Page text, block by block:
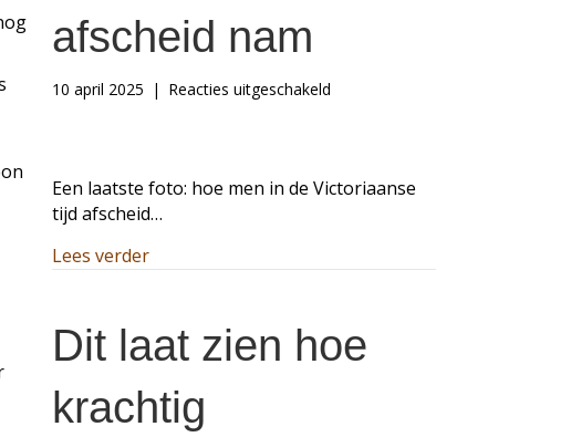
afscheid nam
10 april 2025 | Reacties uitgeschakeldvoor
men
Victoriaanse
nam
Een laatste foto: hoe men in de Victoriaanse
tijd afscheid…
Lees verderabout Een laatste foto, hoe men in de
Dit laat zien hoe
krachtig